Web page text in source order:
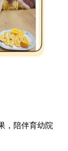
，陪伴育幼院